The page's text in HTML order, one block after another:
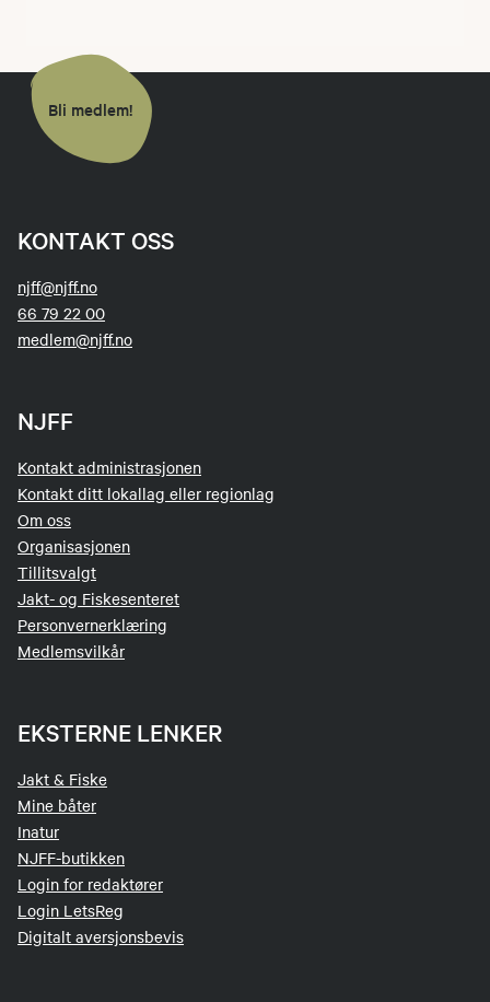
Bli medlem!
KONTAKT OSS
njff@njff.no
66 79 22 00
medlem@njff.no
NJFF
Kontakt administrasjonen
Kontakt ditt lokallag eller regionlag
Om oss
Organisasjonen
Tillitsvalgt
Jakt- og Fiskesenteret
Personvernerklæring
Medlemsvilkår
EKSTERNE LENKER
Jakt & Fiske
Mine båter
Inatur
NJFF-butikken
Login for redaktører
Login LetsReg
Digitalt aversjonsbevis